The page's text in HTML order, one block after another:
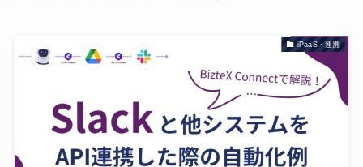
iPaaS・連携